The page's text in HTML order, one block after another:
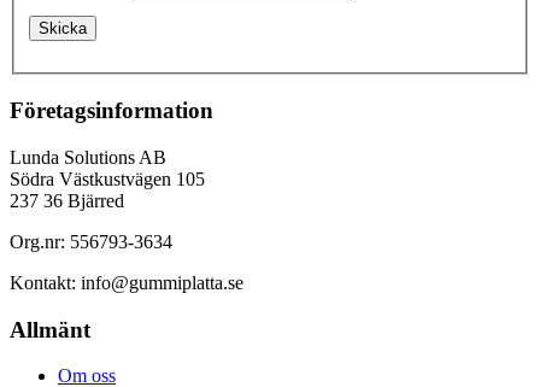
Företagsinformation
Lunda Solutions AB
Södra Västkustvägen 105
237 36 Bjärred
Org.nr: 556793-3634
Kontakt: info@gummiplatta.se
Allmänt
Om oss